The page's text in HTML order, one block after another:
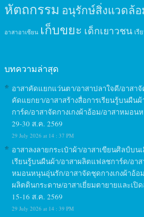
หัตถกรรม อนุรักษ์สิ่งแวดล้อ
อาสาอาเซียน เก็บขยะ เด็กเยาวชน เรี
บทความล่าสุด
อาสาคัดแยกแว่นตา/อาสาปลาใจดี/อาสา
คัดแยกยา/อาสาสร้างสื่อการเรียนรู้บนผืน
การ์ด/อาสาจัดกางเกงผ้าอ้อม/อาสาหมอน
29-30 ส.ค. 2569
29 July 2026 at 14 : 37 PM
อาสาลงลายกระเป๋าผ้า/อาสาเขียนศิลป์บน
เรียนรู้บนผืนผ้า/อาสาผลิตแฟลชการ์ด/อา
หมอนหนุนอุ่นรัก/อาสาจัดชุดกางเกงผ้าอ้อ
ผลิตดินกระดาษ/อาสาเยี่ยมตายายและเปิ
15-16 ส.ค. 2569
29 July 2026 at 14 : 39 PM